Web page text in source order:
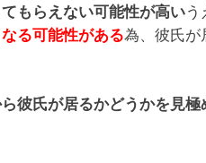
もらえない可能性が高いう
る可能性がある為、彼氏が
彼氏が居るかどうかを見